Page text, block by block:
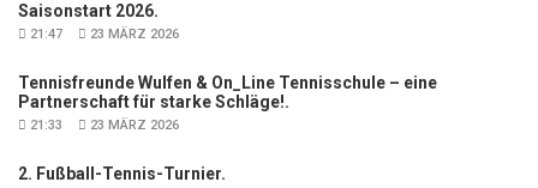
Saisonstart 2026.
21:47 23 MÄRZ 2026
Tennisfreunde Wulfen & On_Line Tennisschule – eine
Partnerschaft für starke Schläge!.
21:33 23 MÄRZ 2026
2. Fußball-Tennis-Turnier.